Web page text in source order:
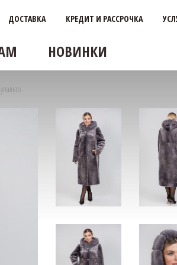
ДОСТАВКА КРЕДИТ И РАССРОЧКА
НОВИНКИ